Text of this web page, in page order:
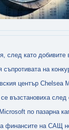
след като
на
център
възстановиха след
по пазарна
финансите на САЩ